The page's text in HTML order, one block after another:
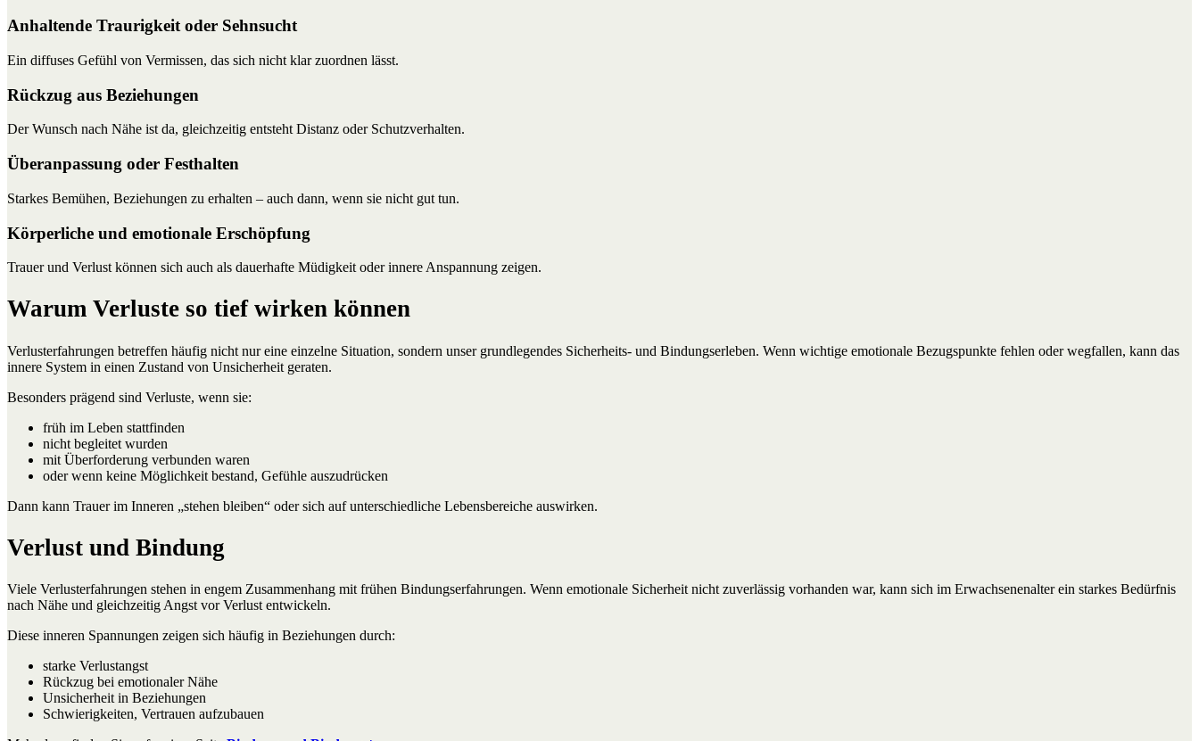
Anhaltende Traurigkeit oder Sehnsucht
Ein diffuses Gefühl von Vermissen, das sich nicht klar zuordnen lässt.
Rückzug aus Beziehungen
Der Wunsch nach Nähe ist da, gleichzeitig entsteht Distanz oder Schutzverhalten.
Überanpassung oder Festhalten
Starkes Bemühen, Beziehungen zu erhalten – auch dann, wenn sie nicht gut tun.
Körperliche und emotionale Erschöpfung
Trauer und Verlust können sich auch als dauerhafte Müdigkeit oder innere Anspannung zeigen.
Warum Verluste so tief wirken können
Verlusterfahrungen betreffen häufig nicht nur eine einzelne Situation, sondern unser grundlegendes Sicherheits- und Bindungserleben. Wenn wichtige emotionale Bezugspunkte fehlen oder wegfallen, kann das
innere System in einen Zustand von Unsicherheit geraten.
Besonders prägend sind Verluste, wenn sie:
früh im Leben stattfinden
nicht begleitet wurden
mit Überforderung verbunden waren
oder wenn keine Möglichkeit bestand, Gefühle auszudrücken
Dann kann Trauer im Inneren „stehen bleiben“ oder sich auf unterschiedliche Lebensbereiche auswirken.
Verlust und Bindung
Viele Verlusterfahrungen stehen in engem Zusammenhang mit frühen Bindungserfahrungen. Wenn emotionale Sicherheit nicht zuverlässig vorhanden war, kann sich im Erwachsenenalter ein starkes Bedürfnis
nach Nähe und gleichzeitig Angst vor Verlust entwickeln.
Diese inneren Spannungen zeigen sich häufig in Beziehungen durch:
starke Verlustangst
Rückzug bei emotionaler Nähe
Unsicherheit in Beziehungen
Schwierigkeiten, Vertrauen aufzubauen